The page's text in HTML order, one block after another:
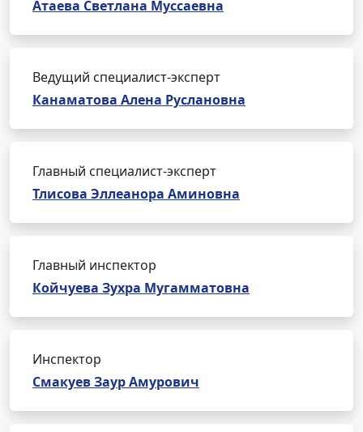
Атаева Светлана Муссаевна
Ведущий специалист-эксперт
Канаматова Алена Руслановна
Главный специалист-эксперт
Тлисова Эллеанора Аминовна
Главный инспектор
Койчуева Зухра Мугамматовна
Инспектор
Смакуев Заур Амурович